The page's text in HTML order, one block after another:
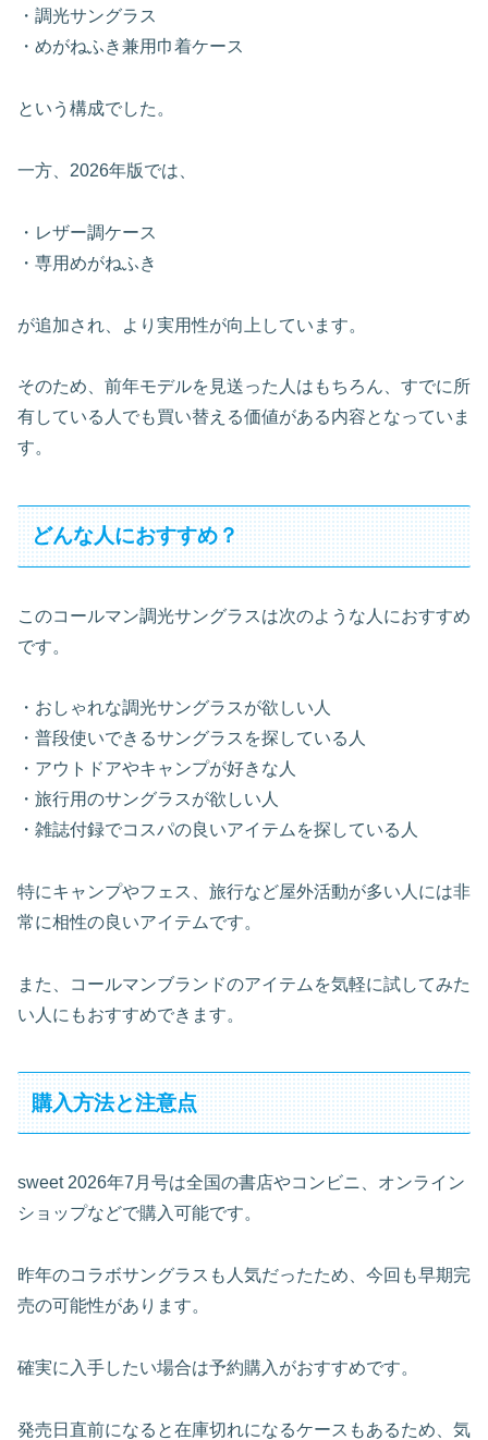
・調光サングラス
・めがねふき兼用巾着ケース
という構成でした。
一方、2026年版では、
・レザー調ケース
・専用めがねふき
が追加され、より実用性が向上しています。
そのため、前年モデルを見送った人はもちろん、すでに所
有している人でも買い替える価値がある内容となっていま
す。
どんな人におすすめ？
このコールマン調光サングラスは次のような人におすすめ
です。
・おしゃれな調光サングラスが欲しい人
・普段使いできるサングラスを探している人
・アウトドアやキャンプが好きな人
・旅行用のサングラスが欲しい人
・雑誌付録でコスパの良いアイテムを探している人
特にキャンプやフェス、旅行など屋外活動が多い人には非
常に相性の良いアイテムです。
また、コールマンブランドのアイテムを気軽に試してみた
い人にもおすすめできます。
購入方法と注意点
sweet 2026年7月号は全国の書店やコンビニ、オンライン
ショップなどで購入可能です。
昨年のコラボサングラスも人気だったため、今回も早期完
売の可能性があります。
確実に入手したい場合は予約購入がおすすめです。
発売日直前になると在庫切れになるケースもあるため、気